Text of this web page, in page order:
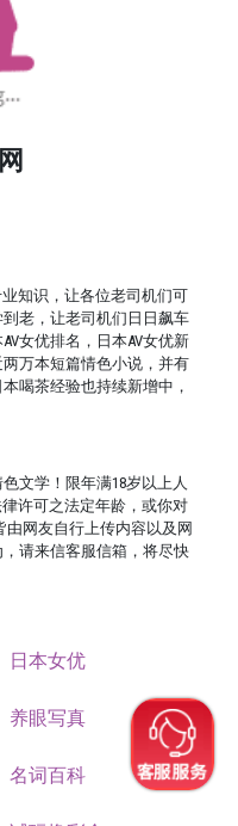
知识，让各位老司机们可
老，让老司机们日日飙车
女优排名，日本AV女优新
万本短篇情色小说，并有
喝茶经验也持续新增中，
文学！限年满18岁以上人
许可之法定年龄，或你对
网友自行上传内容以及网
请来信客服信箱，将尽快
日本女优
养眼写真
名词百科